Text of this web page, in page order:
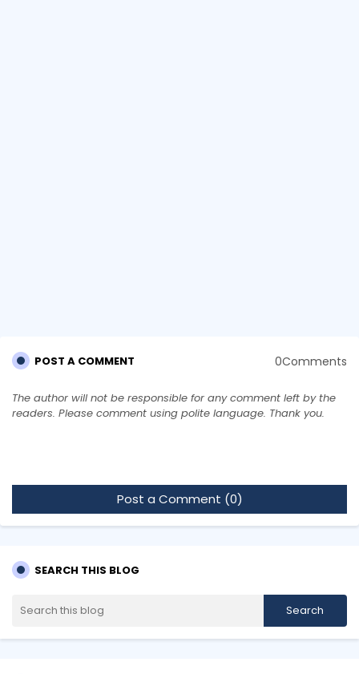
POST A COMMENT 0Comments
The author will not be responsible for any comment left by the
readers. Please comment using polite language. Thank you.
Post a Comment (0)
SEARCH THIS BLOG